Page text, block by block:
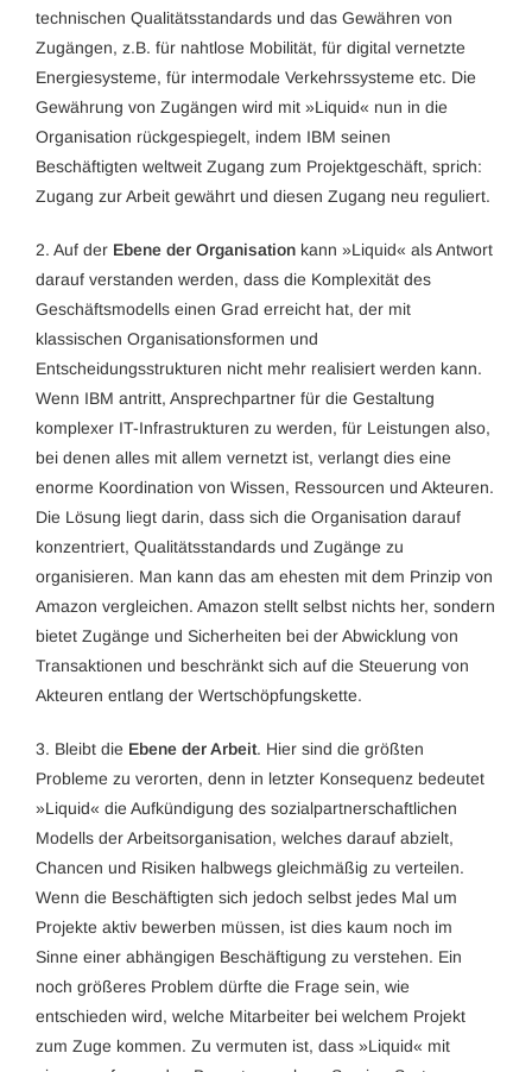
technischen Qualitätsstandards und das Gewähren von
Zugängen, z.B. für nahtlose Mobilität, für digital vernetzte
Energiesysteme, für intermodale Verkehrssysteme etc. Die
Gewährung von Zugängen wird mit »Liquid« nun in die
Organisation rückgespiegelt, indem IBM seinen
Beschäftigten weltweit Zugang zum Projektgeschäft, sprich:
Zugang zur Arbeit gewährt und diesen Zugang neu reguliert.
2. Auf der Ebene der Organisation kann »Liquid« als Antwort
darauf verstanden werden, dass die Komplexität des
Geschäftsmodells einen Grad erreicht hat, der mit
klassischen Organisationsformen und
Entscheidungsstrukturen nicht mehr realisiert werden kann.
Wenn IBM antritt, Ansprechpartner für die Gestaltung
komplexer IT-Infrastrukturen zu werden, für Leistungen also,
bei denen alles mit allem vernetzt ist, verlangt dies eine
enorme Koordination von Wissen, Ressourcen und Akteuren.
Die Lösung liegt darin, dass sich die Organisation darauf
konzentriert, Qualitätsstandards und Zugänge zu
organisieren. Man kann das am ehesten mit dem Prinzip von
Amazon vergleichen. Amazon stellt selbst nichts her, sondern
bietet Zugänge und Sicherheiten bei der Abwicklung von
Transaktionen und beschränkt sich auf die Steuerung von
Akteuren entlang der Wertschöpfungskette.
3. Bleibt die Ebene der Arbeit. Hier sind die größten
Probleme zu verorten, denn in letzter Konsequenz bedeutet
»Liquid« die Aufkündigung des sozialpartnerschaftlichen
Modells der Arbeitsorganisation, welches darauf abzielt,
Chancen und Risiken halbwegs gleichmäßig zu verteilen.
Wenn die Beschäftigten sich jedoch selbst jedes Mal um
Projekte aktiv bewerben müssen, ist dies kaum noch im
Sinne einer abhängigen Beschäftigung zu verstehen. Ein
noch größeres Problem dürfte die Frage sein, wie
entschieden wird, welche Mitarbeiter bei welchem Projekt
zum Zuge kommen. Zu vermuten ist, dass »Liquid« mit